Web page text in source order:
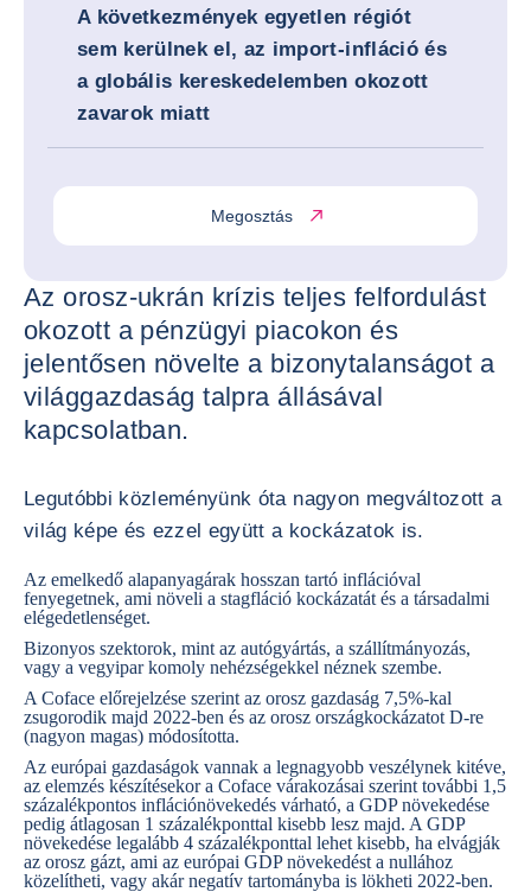
A következmények egyetlen régiót
sem kerülnek el, az import-infláció és
a globális kereskedelemben okozott
zavarok miatt
Megosztás
Az orosz-ukrán krízis teljes felfordulást
okozott a pénzügyi piacokon és
jelentősen növelte a bizonytalanságot a
világgazdaság talpra állásával
kapcsolatban.
Legutóbbi közleményünk óta nagyon megváltozott a
világ képe és ezzel együtt a kockázatok is.
Az emelkedő alapanyagárak hosszan tartó inflációval
fenyegetnek, ami növeli a stagfláció kockázatát és a társadalmi
elégedetlenséget.
Bizonyos szektorok, mint az autógyártás, a szállítmányozás,
vagy a vegyipar komoly nehézségekkel néznek szembe.
A Coface előrejelzése szerint az orosz gazdaság 7,5%-kal
zsugorodik majd 2022-ben és az orosz országkockázatot D-re
(nagyon magas) módosította.
Az európai gazdaságok vannak a legnagyobb veszélynek kitéve,
az elemzés készítésekor a Coface várakozásai szerint további 1,5
százalékpontos inflációnövekedés várható, a GDP növekedése
pedig átlagosan 1 százalékponttal kisebb lesz majd. A GDP
növekedése legalább 4 százalékponttal lehet kisebb, ha elvágják
az orosz gázt, ami az európai GDP növekedést a nullához
közelítheti, vagy akár negatív tartományba is lökheti 2022-ben.